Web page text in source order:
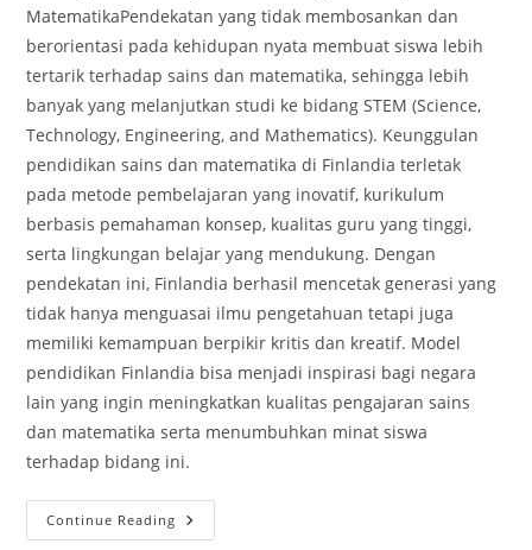
MatematikaPendekatan yang tidak membosankan dan
berorientasi pada kehidupan nyata membuat siswa lebih
tertarik terhadap sains dan matematika, sehingga lebih
banyak yang melanjutkan studi ke bidang STEM (Science,
Technology, Engineering, and Mathematics). Keunggulan
pendidikan sains dan matematika di Finlandia terletak
pada metode pembelajaran yang inovatif, kurikulum
berbasis pemahaman konsep, kualitas guru yang tinggi,
serta lingkungan belajar yang mendukung. Dengan
pendekatan ini, Finlandia berhasil mencetak generasi yang
tidak hanya menguasai ilmu pengetahuan tetapi juga
memiliki kemampuan berpikir kritis dan kreatif. Model
pendidikan Finlandia bisa menjadi inspirasi bagi negara
lain yang ingin meningkatkan kualitas pengajaran sains
dan matematika serta menumbuhkan minat siswa
terhadap bidang ini.
Continue Reading Pendidikan
Sains